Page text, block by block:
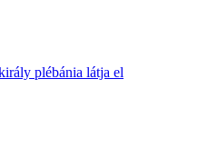
plébánia látja el